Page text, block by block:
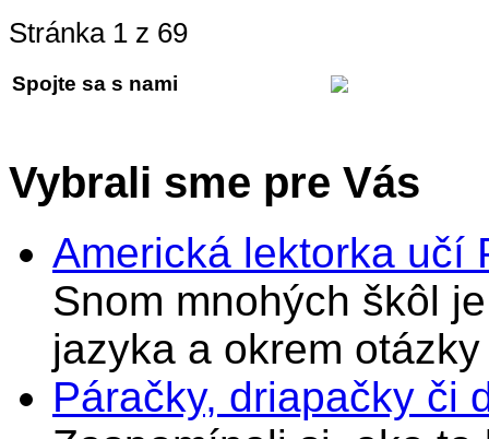
Stránka 1 z 69
Spojte sa s nami
Vybrali sme pre Vás
Americká lektorka učí
Snom mnohých škôl
jazyka a okrem
Páračky, driapačky či